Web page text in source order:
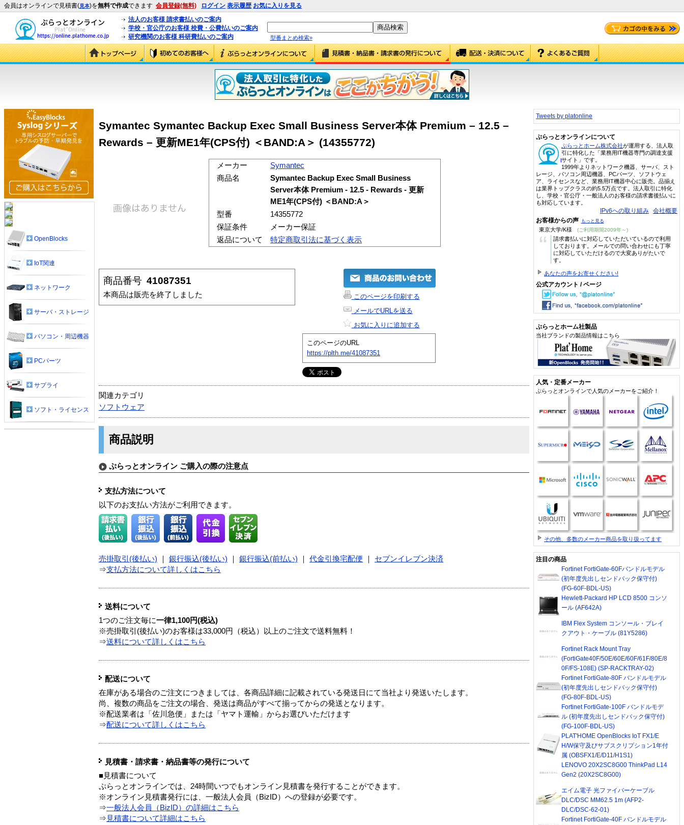
会員はオンラインで見積書(見本)を無料で作成できます 会員登録(無料) ログイン 表示履歴 お気に入りを見る
法人のお客様 請求書払いのご案内
学校・官公庁のお客様 校費・公費払いのご案内
研究機関のお客様 科研費払いのご案内
型番まとめ検索»
Symantec Symantec Backup Exec Small Business Server本体 Premium – 12.5 –
Rewards – 更新ME1年(CPS付) ＜BAND:A＞ (14355772)
メーカー
Symantec
商品名
Symantec Backup Exec Small Business
Server本体 Premium - 12.5 - Rewards - 更新
ME1年(CPS付) ＜BAND:A＞
型番
14355772
保証条件
メーカー保証
返品について
特定商取引法に基づく表示
商品番号 41087351
本商品は販売を終了しました
このページを印刷する
メールでURLを送る
お気に入りに追加する
このページのURL
https://plth.me/41087351
関連カテゴリ
ソフトウェア
商品説明
ぷらっとオンライン ご購入の際の注意点
支払方法について
以下のお支払い方法がご利用できます。
売掛取引(後払い) 銀行振込(後払い) 銀行振込(前払い) 代金引換宅配便
セブンイレブン決済
⇒支払方法について詳しくはこちら
送料について
1つのご注文毎に一律1,100円(税込)
※売掛取引(後払い)のお客様は33,000円（税込）以上のご注文で送料無料！
⇒送料について詳しくはこちら
配送について
在庫がある場合のご注文につきましては、各商品詳細に記載されている発送日にて当社より発送いたします。
尚、複数の商品をご注文の場合、発送は商品がすべて揃ってからの発送となります。
※配送業者は「佐川急便」または「ヤマト運輸」からお選びいただけます
⇒配送について詳しくはこちら
見積書・請求書・納品書等の発行について
■見積書について
ぷらっとオンラインでは、24時間いつでもオンライン見積書を発行することができます。
※オンライン見積書発行には、一般法人会員（BizID）への登録が必要です。
⇒一般法人会員（BizID）の詳細はこちら
⇒ 見積書について詳細はこちら
OpenBlocks
IoT関連
ネットワーク
サーバ・ストレージ
パソコン・周辺機器
PCパーツ
サプライ
ソフト・ライセンス
Tweets by platonline
ぷらっとオンラインについて
ぷらっとホーム株式会社が運用する、法人取
引に特化した「業務用IT機器専門の調達支援
サイト」です。
1999年よりネットワーク機器、サーバ、スト
レージ、パソコン周辺機器、PCパーツ、ソフトウェ
ア、ライセンスなど、業務用IT機器中心に販売。品揃え
は業界トップクラスの約5.5万点です。法人取引に特化
し、学校・官公庁・一般法人のお客様の請求書後払いに
も対応しています。
IPv6への取り組み 会社概要
お客様からの声 もっと見る
東京大学/K様 (ご利用期間2009年～)
“
請求書払いに対応していただいているので利用
しております。メールでの問い合わせにも丁寧
に対応していただけるので大変ありがたいで
す。
あなたの声をお寄せください!
公式アカウント / ページ
ぷらっとホーム社製品
当社ブランドの製品情報はこちら
人気・定番メーカー
ぷらっとオンラインで人気のメーカーをご紹介！
その他、多数のメーカー商品を取り扱ってます
注目の商品
Fortinet FortiGate-60Fバンドルモデル
(初年度先出しセンドバック保守付)
(FG-60F-BDL-US)
Hewlett-Packard HP LCD 8500 コンソ
ール (AF642A)
IBM Flex System コンソール・ブレイ
クアウト・ケーブル (81Y5286)
Fortinet Rack Mount Tray
(FortiGate40F/50E/60E/60F/61F/80E/8
0F/FS-108E) (SP-RACKTRAY-02)
Fortinet FortiGate-80F バンドルモデル
(初年度先出しセンドバック保守付)
(FG-80F-BDL-US)
Fortinet FortiGate-100F バンドルモデ
ル (初年度先出しセンドバック保守付)
(FG-100F-BDL-US)
PLAT'HOME OpenBlocks IoT FX1/E
H/W保守及びサブスクリプション1年付
属 (OBSFX1/E/D11/H1S1)
LENOVO 20X2SC8G00 ThinkPad L14
Gen2 (20X2SC8G00)
エイム電子 光ファイバーケーブル
DLC/DSC MM62.5 1m (AFP2-
DLC/DSC-62-01)
Fortinet FortiGate-40F バンドルモデル